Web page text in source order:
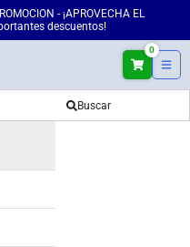
- ¡APROVECHA EL
descuentos!
0
Buscar